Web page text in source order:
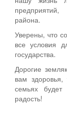
района.
Уверены, что
все условия
государства.
Дорогие
вам
семьях
радость!